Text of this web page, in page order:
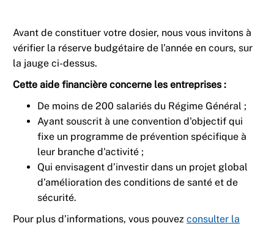
Avant de constituer votre dosier, nous vous invitons à
vérifier la réserve budgétaire de l’année en cours, sur
la jauge ci-dessus.
Cette aide financière concerne les entreprises :
De moins de 200 salariés du Régime Général ;
Ayant souscrit à une convention d'objectif qui
fixe un programme de prévention spécifique à
leur branche d'activité ;
Qui envisagent d’investir dans un projet global
d’amélioration des conditions de santé et de
sécurité.
Pour plus d’informations, vous pouvez consulter la